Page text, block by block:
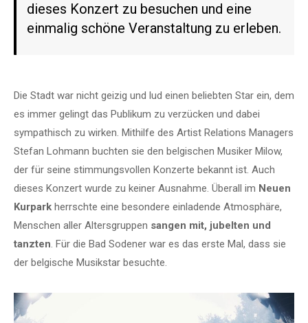
dieses Konzert zu besuchen und eine
einmalig schöne Veranstaltung zu erleben.
Die Stadt war nicht geizig und lud einen beliebten Star ein, dem
es immer gelingt das Publikum zu verzücken und dabei
sympathisch zu wirken. Mithilfe des Artist Relations Managers
Stefan Lohmann buchten sie den belgischen Musiker Milow,
der für seine stimmungsvollen Konzerte bekannt ist. Auch
dieses Konzert wurde zu keiner Ausnahme. Überall im Neuen
Kurpark herrschte eine besondere einladende Atmosphäre,
Menschen aller Altersgruppen sangen mit, jubelten und
tanzten. Für die Bad Sodener war es das erste Mal, dass sie
der belgische Musikstar besuchte.